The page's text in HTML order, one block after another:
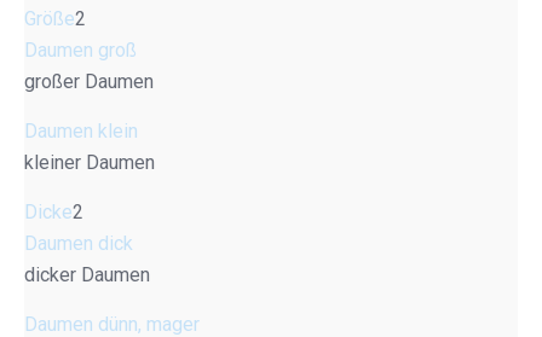
Größe2
Daumen groß
großer Daumen
Daumen klein
kleiner Daumen
Dicke2
Daumen dick
dicker Daumen
Daumen dünn, mager